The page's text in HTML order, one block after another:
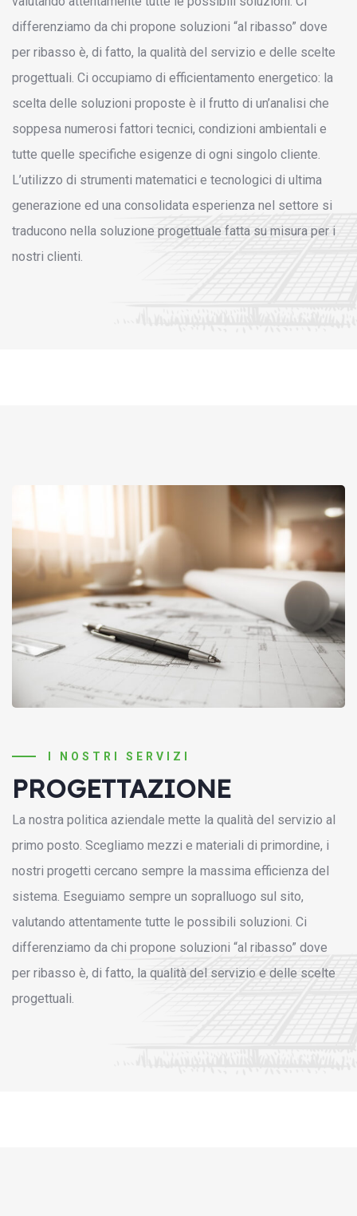
differenziamo da chi propone soluzioni “al ribasso” dove
per ribasso è, di fatto, la qualità del servizio e delle scelte
progettuali. Ci occupiamo di efficientamento energetico: la
scelta delle soluzioni proposte è il frutto di un’analisi che
soppesa numerosi fattori tecnici, condizioni ambientali e
tutte quelle specifiche esigenze di ogni singolo cliente.
L’utilizzo di strumenti matematici e tecnologici di ultima
generazione ed una consolidata esperienza nel settore si
traducono nella soluzione progettuale fatta su misura per i
nostri clienti.
I NOSTRI SERVIZI
PROGETTAZIONE
La nostra politica aziendale mette la qualità del servizio al
primo posto. Scegliamo mezzi e materiali di primordine, i
nostri progetti cercano sempre la massima efficienza del
sistema. Eseguiamo sempre un sopralluogo sul sito,
valutando attentamente tutte le possibili soluzioni. Ci
differenziamo da chi propone soluzioni “al ribasso” dove
per ribasso è, di fatto, la qualità del servizio e delle scelte
progettuali.